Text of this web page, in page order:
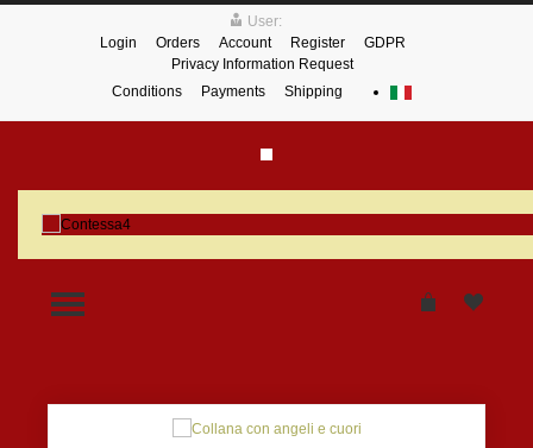
User:
Login
Orders Account Register
GDPR
Privacy Information Request
Conditions
Payments Shipping
TOGGLE MENU